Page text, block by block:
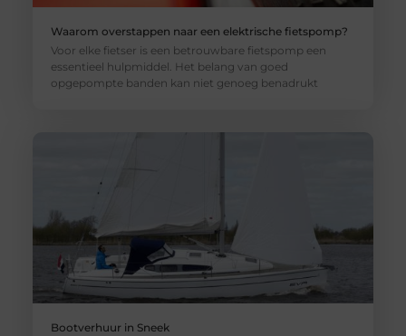
Waarom overstappen naar een elektrische fietspomp?
Voor elke fietser is een betrouwbare fietspomp een
essentieel hulpmiddel. Het belang van goed
opgepompte banden kan niet genoeg benadrukt
Bootverhuur in Sneek